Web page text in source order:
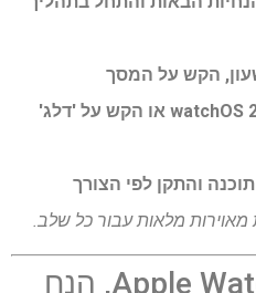
הקש על המסך
צא לסיור אופציונלי ב-watchOS 26 או הקש על 'דלג'
והתקן לפי הצורך
מלאות עבור כל שלב.
1. שחרר את ה-Apple Watch, הנח